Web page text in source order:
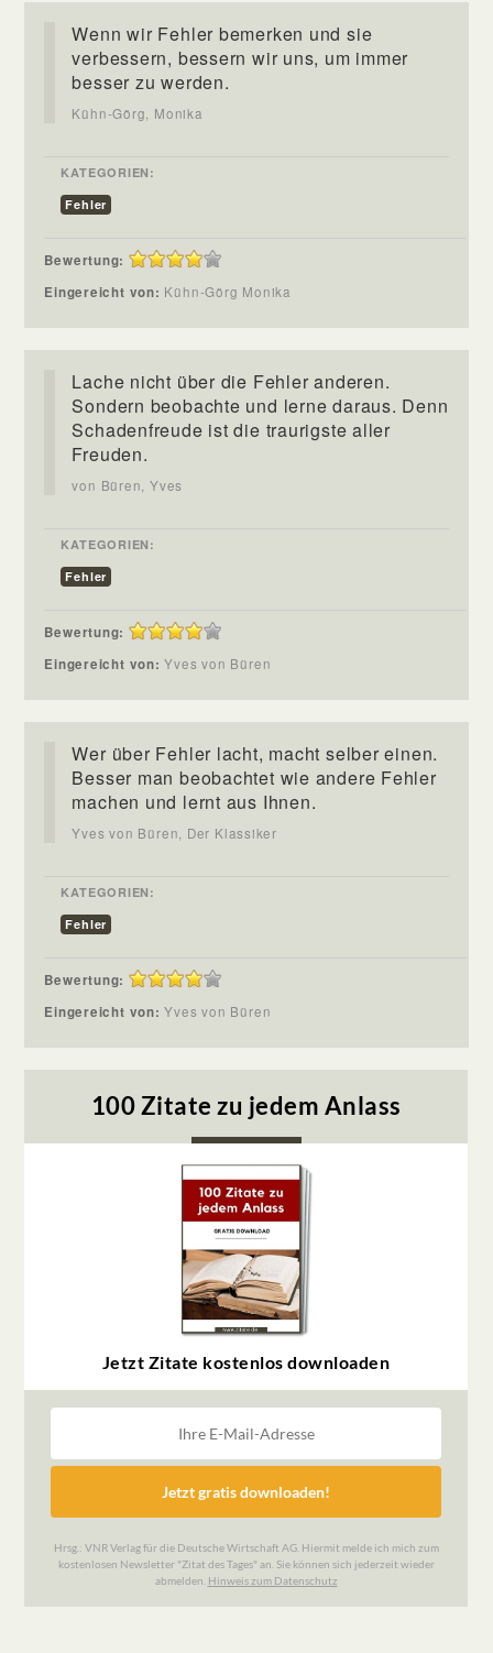
Wenn wir Fehler bemerken und sie
verbessern, bessern wir uns, um immer
besser zu werden.
Kühn-Görg, Monika
KATEGORIEN:
Fehler
Bewertung:
Eingereicht von: Kühn-Görg Monika
Lache nicht über die Fehler anderen.
Sondern beobachte und lerne daraus. Denn
Schadenfreude ist die traurigste aller
Freuden.
von Büren, Yves
KATEGORIEN:
Fehler
Bewertung:
Eingereicht von:Yves von Büren
Wer über Fehler lacht, macht selber einen.
Besser man beobachtet wie andere Fehler
machen und lernt aus Ihnen.
Yves von Büren, Der Klassiker
KATEGORIEN:
Fehler
Bewertung:
Eingereicht von:Yves von Büren